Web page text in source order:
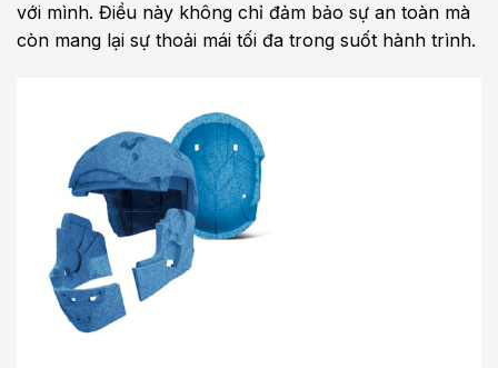
với mình. Điều này không chỉ đảm bảo sự an toàn mà
còn mang lại sự thoải mái tối đa trong suốt hành trình.